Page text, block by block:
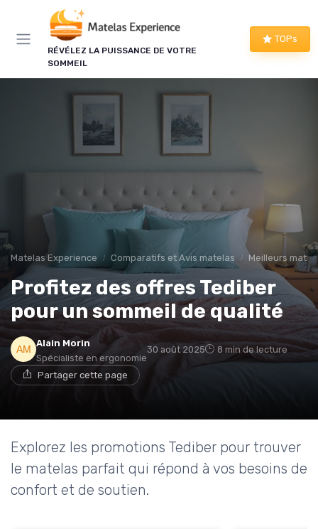
RÉVÉLEZ LA PUISSANCE DE VOTRE
SOMMEIL
TOPs
Matelas Experience Comparatifs et Avis matelas Meilleurs
Profitez des offres Tediber
pour un sommeil de qualité
Alain Morin
Spécialiste en ergonomie
30 août 2025 8 min de lecture
Partager cette page
Explorez les promotions Tediber pour trouver
le matelas parfait qui répond à vos besoins de
confort et de soutien.
×
LE CLUB MATELAS EXPERIENCE
Mieux dormir, ça commence
Une à deux fois par semaine, les bons plans literie
que nous avons vérifiés, nos tests en avant-
Bons plans vérifiés
Tests en avant-première
Conseils pratiques Nouveautés filtrées
→ Je rejoins le club
Non merci, peut-être plus tard
Panneau de gestion des cookies